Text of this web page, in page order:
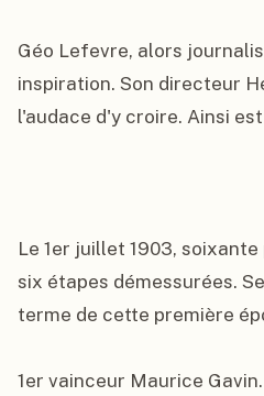
Géo Lefevre, alors
inspiration. Son directeur
l'audace d'y croire. Ainsi
Le 1er juillet 1903,
six étapes démessurées.
terme de cette première
1er vainceur Maurice Gavin.